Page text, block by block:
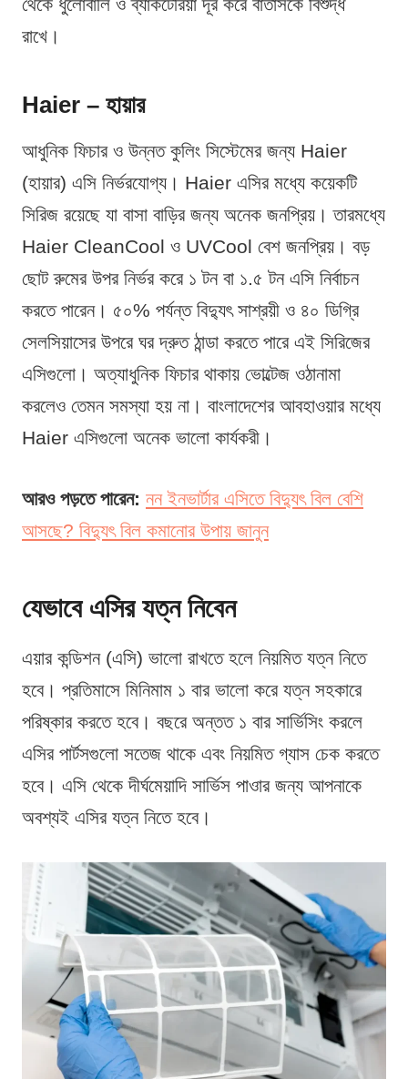
রাখে।
Haier – হায়ার
আধুনিক ফিচার ও উন্নত কুলিং সিস্টেমের জন্য Haier
(হায়ার) এসি নির্ভরযোগ্য। Haier এসির মধ্যে কয়েকটি
সিরিজ রয়েছে যা বাসা বাড়ির জন্য অনেক জনপ্রিয়। তারমধ্যে
Haier CleanCool ও UVCool বেশ জনপ্রিয়। বড়
ছোট রুমের উপর নির্ভর করে ১ টন বা ১.৫ টন এসি নির্বাচন
করতে পারেন। ৫০% পর্যন্ত বিদ্যুৎ সাশ্রয়ী ও ৪০ ডিগ্রি
সেলসিয়াসের উপরে ঘর দ্রুত ঠান্ডা করতে পারে এই সিরিজের
এসিগুলো। অত্যাধুনিক ফিচার থাকায় ভোল্টেজ ওঠানামা
করলেও তেমন সমস্যা হয় না। বাংলাদেশের আবহাওয়ার মধ্যে
Haier এসিগুলো অনেক ভালো কার্যকরী।
আরও পড়তে পারেন: নন ইনভার্টার এসিতে বিদ্যুৎ বিল বেশি
আসছে? বিদ্যুৎ বিল কমানোর উপায় জানুন
যেভাবে এসির যত্ন নিবেন
এয়ার কন্ডিশন (এসি) ভালো রাখতে হলে নিয়মিত যত্ন নিতে
হবে। প্রতিমাসে মিনিমাম ১ বার ভালো করে যত্ন সহকারে
পরিষ্কার করতে হবে। বছরে অন্তত ১ বার সার্ভিসিং করলে
এসির পার্টসগুলো সতেজ থাকে এবং নিয়মিত গ্যাস চেক করতে
হবে। এসি থেকে দীর্ঘমেয়াদি সার্ভিস পাওার জন্য আপনাকে
অবশ্যই এসির যত্ন নিতে হবে।